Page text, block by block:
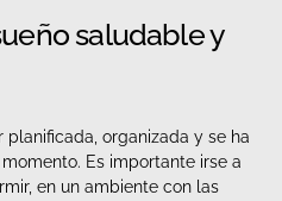
saludable y
planificada, organizada y se ha
Es importante irse a
en un ambiente con las